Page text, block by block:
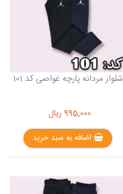
شلوار مردانه پارچه غواصی کد 101
995,000 ریال
اضافه به سبد خرید